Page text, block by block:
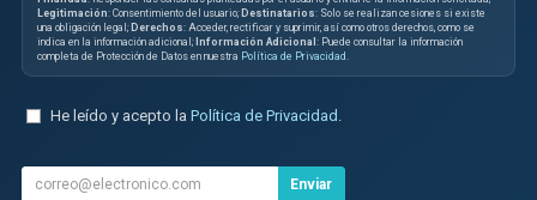
Legitimación: Consentimiento del usuario; Destinatarios: Solo se realizan cesiones si existe
una obligación legal; Derechos: Acceder, rectificar y suprimir, así como otros derechos, como se
indica en la información adicional; Información Adicional : Puede consultar la información
completa de Protección de Datos en nuestra Política de Privacidad.
He leído y acepto la Política de Privacidad .
Enviar